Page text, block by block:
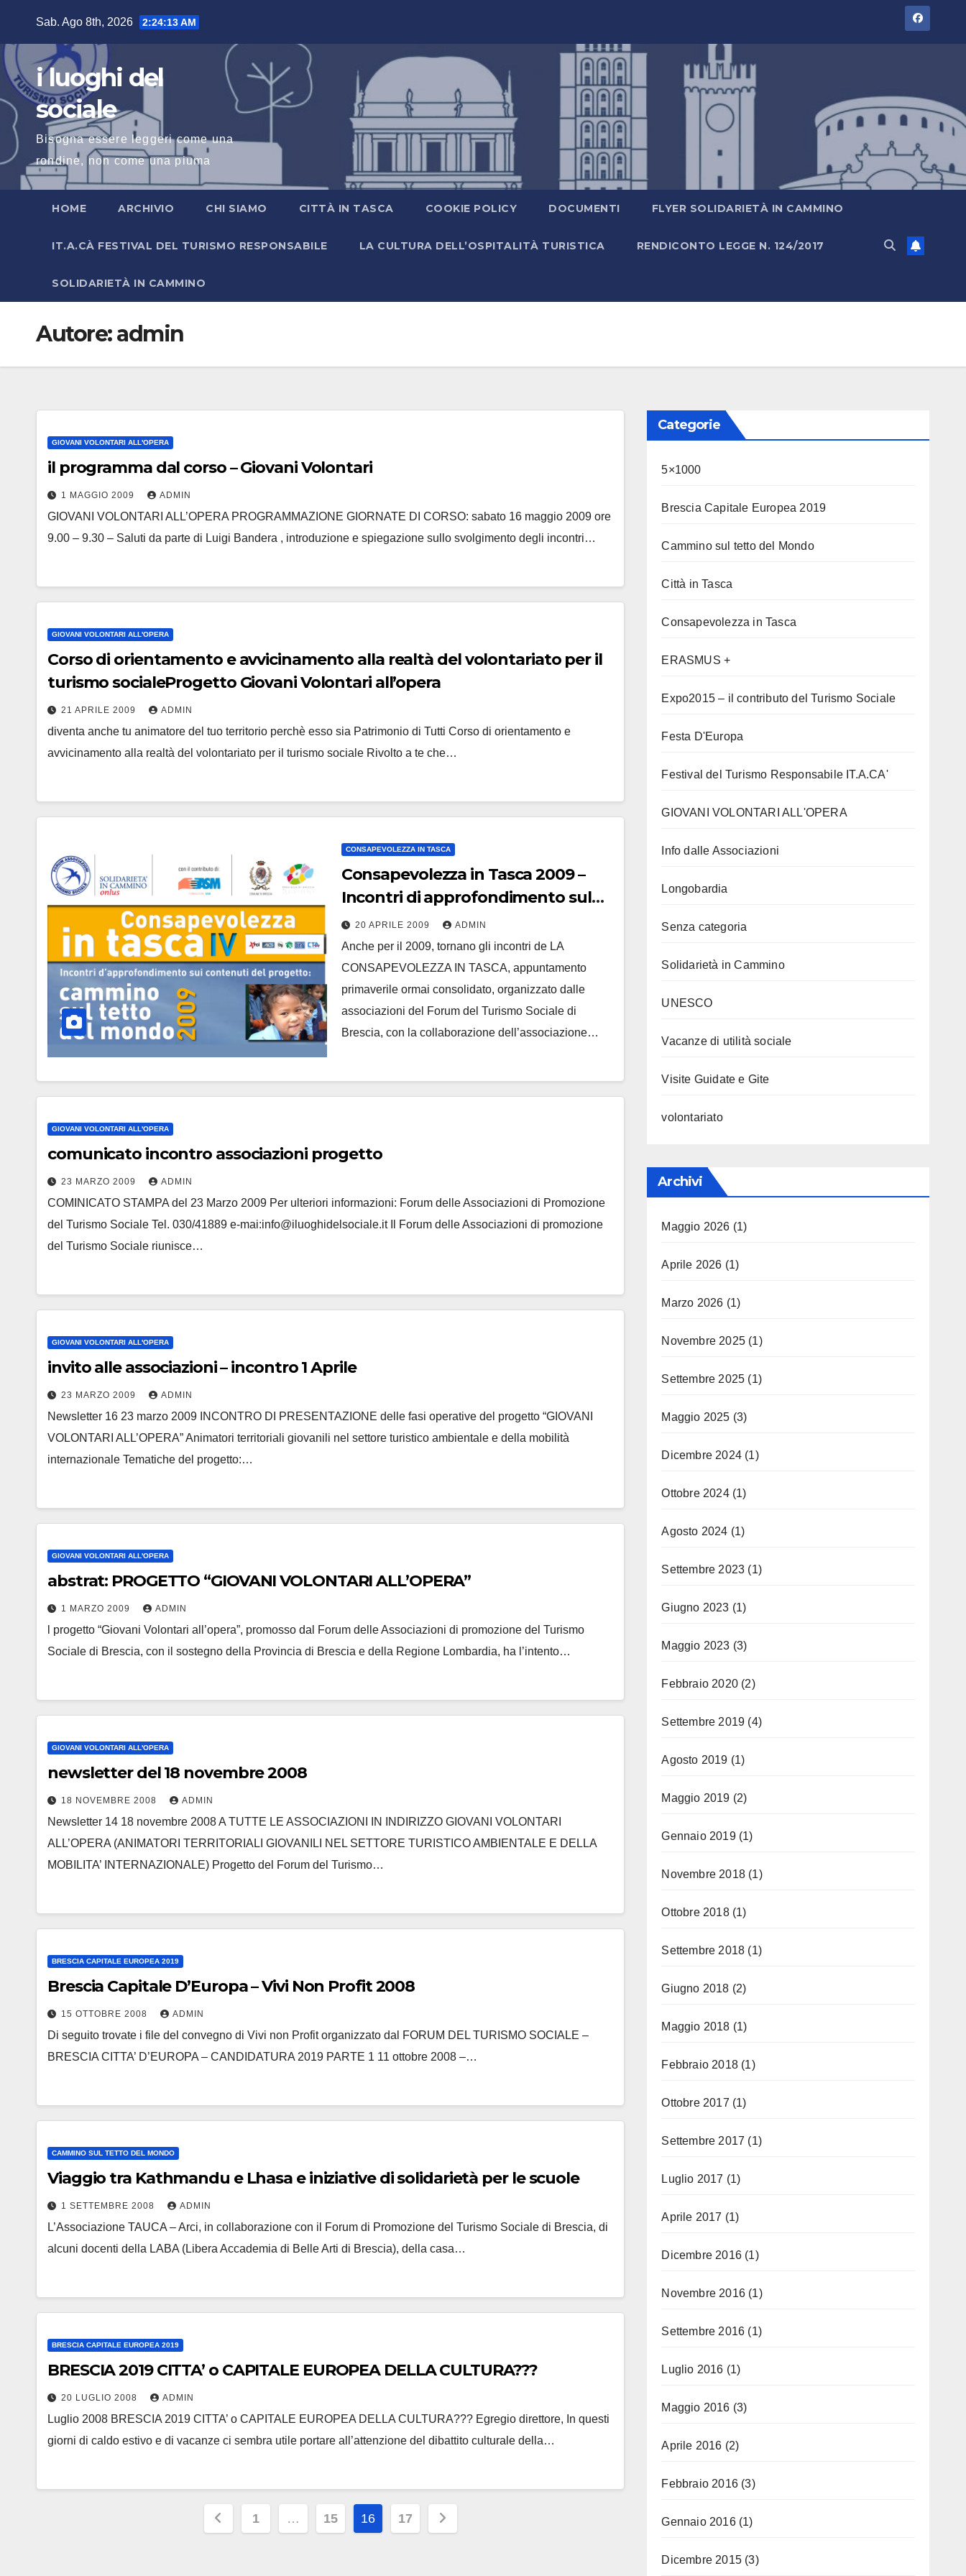
contenuto
Sab. Ago 8th, 2026 2:24:14 AM
i luoghi del
sociale
Bisogna essere leggeri come una
rondine, non come una piuma
HOME ARCHIVIO CHI SIAMO CITTÀ IN TASCA COOKIE POLICY DOCUMENTI FLYER SOLIDARIETÀ IN CAMMINO
IT.A.CÀ FESTIVAL DEL TURISMO RESPONSABILE LA CULTURA DELL’OSPITALITÀ TURISTICA RENDICONTO LEGGE N. 124/2017
SOLIDARIETÀ IN CAMMINO
Autore:admin
GIOVANI VOLONTARI ALL'OPERA
il programma dal corso – Giovani Volontari
1 MAGGIO 2009 ADMIN
GIOVANI VOLONTARI ALL’OPERA PROGRAMMAZIONE GIORNATE DI CORSO: sabato 16 maggio 2009 ore
9.00 – 9.30 – Saluti da parte di Luigi Bandera , introduzione e spiegazione sullo svolgimento degli incontri…
GIOVANI VOLONTARI ALL'OPERA
Corso di orientamento e avvicinamento alla realtà del volontariato per il
turismo socialeProgetto Giovani Volontari all’opera
21 APRILE 2009 ADMIN
diventa anche tu animatore del tuo territorio perchè esso sia Patrimonio di Tutti Corso di orientamento e
avvicinamento alla realtà del volontariato per il turismo sociale Rivolto a te che…
CONSAPEVOLEZZA IN TASCA
Consapevolezza in Tasca 2009 –
Incontri di approfondimento sul
progetto CAMMINO SUL TETTO
DEL MONDO!
20 APRILE 2009 ADMIN
Anche per il 2009, tornano gli incontri de LA
CONSAPEVOLEZZA IN TASCA, appuntamento
primaverile ormai consolidato, organizzato dalle
associazioni del Forum del Turismo Sociale di
Brescia, con la collaborazione dell’associazione…
GIOVANI VOLONTARI ALL'OPERA
comunicato incontro associazioni progetto
23 MARZO 2009 ADMIN
COMINICATO STAMPA del 23 Marzo 2009 Per ulteriori informazioni: Forum delle Associazioni di Promozione
del Turismo Sociale Tel. 030/41889 e-mai:info@iluoghidelsociale.it Il Forum delle Associazioni di promozione
del Turismo Sociale riunisce…
GIOVANI VOLONTARI ALL'OPERA
invito alle associazioni – incontro 1 Aprile
23 MARZO 2009 ADMIN
Newsletter 16 23 marzo 2009 INCONTRO DI PRESENTAZIONE delle fasi operative del progetto “GIOVANI
VOLONTARI ALL’OPERA” Animatori territoriali giovanili nel settore turistico ambientale e della mobilità
internazionale Tematiche del progetto:…
GIOVANI VOLONTARI ALL'OPERA
abstrat: PROGETTO “GIOVANI VOLONTARI ALL’OPERA”
1 MARZO 2009 ADMIN
l progetto “Giovani Volontari all’opera”, promosso dal Forum delle Associazioni di promozione del Turismo
Sociale di Brescia, con il sostegno della Provincia di Brescia e della Regione Lombardia, ha l’intento…
GIOVANI VOLONTARI ALL'OPERA
newsletter del 18 novembre 2008
18 NOVEMBRE 2008 ADMIN
Newsletter 14 18 novembre 2008 A TUTTE LE ASSOCIAZIONI IN INDIRIZZO GIOVANI VOLONTARI
ALL’OPERA (ANIMATORI TERRITORIALI GIOVANILI NEL SETTORE TURISTICO AMBIENTALE E DELLA
MOBILITA’ INTERNAZIONALE) Progetto del Forum del Turismo…
BRESCIA CAPITALE EUROPEA 2019
Brescia Capitale D’Europa – Vivi Non Profit 2008
15 OTTOBRE 2008 ADMIN
Di seguito trovate i file del convegno di Vivi non Profit organizzato dal FORUM DEL TURISMO SOCIALE –
BRESCIA CITTA’ D’EUROPA – CANDIDATURA 2019 PARTE 1 11 ottobre 2008 –…
CAMMINO SUL TETTO DEL MONDO
Viaggio tra Kathmandu e Lhasa e iniziative di solidarietà per le scuole
1 SETTEMBRE 2008 ADMIN
L’Associazione TAUCA – Arci, in collaborazione con il Forum di Promozione del Turismo Sociale di Brescia, di
alcuni docenti della LABA (Libera Accademia di Belle Arti di Brescia), della casa…
BRESCIA CAPITALE EUROPEA 2019
BRESCIA 2019 CITTA’ o CAPITALE EUROPEA DELLA CULTURA???
20 LUGLIO 2008 ADMIN
Luglio 2008 BRESCIA 2019 CITTA’ o CAPITALE EUROPEA DELLA CULTURA??? Egregio direttore, In questi
giorni di caldo estivo e di vacanze ci sembra utile portare all’attenzione del dibattito culturale della…
Paginazione
1 … 15 16 17
Categorie
5×1000
Brescia Capitale Europea 2019
Cammino sul tetto del Mondo
Città in Tasca
Consapevolezza in Tasca
ERASMUS +
Expo2015 – il contributo del Turismo Sociale
Festa D'Europa
Festival del Turismo Responsabile IT.A.CA'
GIOVANI VOLONTARI ALL'OPERA
Info dalle Associazioni
Longobardia
Senza categoria
Solidarietà in Cammino
UNESCO
Vacanze di utilità sociale
Visite Guidate e Gite
volontariato
Archivi
Maggio 2026 (1)
Aprile 2026 (1)
Marzo 2026 (1)
Novembre 2025(1)
Settembre 2025 (1)
Maggio 2025 (3)
Dicembre 2024(1)
Ottobre 2024(1)
Agosto 2024 (1)
Settembre 2023 (1)
Giugno 2023 (1)
Maggio 2023 (3)
Febbraio 2020(2)
Settembre 2019 (4)
Agosto 2019 (1)
Maggio 2019 (2)
Gennaio 2019(1)
Novembre 2018(1)
Ottobre 2018(1)
Settembre 2018 (1)
Giugno 2018 (2)
Maggio 2018 (1)
Febbraio 2018(1)
Ottobre 2017 (1)
Settembre 2017 (1)
Luglio 2017 (1)
Aprile 2017 (1)
Dicembre 2016(1)
Novembre 2016(1)
Settembre 2016 (1)
Luglio 2016 (1)
Maggio 2016 (3)
Aprile 2016 (2)
Febbraio 2016(3)
Gennaio 2016(1)
Dicembre 2015(3)